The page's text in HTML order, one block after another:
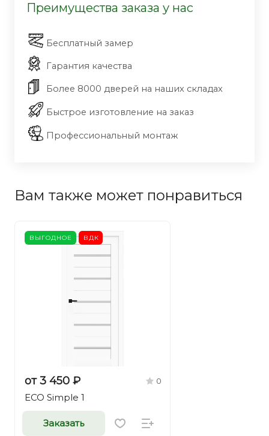
Преимущества заказа у нас
Бесплатный замер
Гарантия качества
Более 8000 дверей на наших складах
Быстрое изготовление на заказ
Профессиональный монтаж
Вам также может понравиться
ВЫГОДНОЕ ВДК
от 3 450 ₽ 0
ECO Simple 1
Заказать